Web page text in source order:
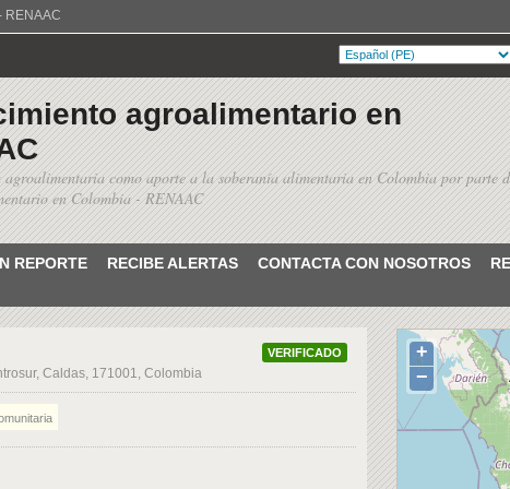
RENAAC
agroalimentario en
agroalimentaria como aporte a la soberanía alimentaria en Colombia por parte
en Colombia - RENAAC
REPORTE RECIBE ALERTAS CONTACTA CON NOSOTROS
VERIFICADO
Caldas, 171001, Colombia
+
−